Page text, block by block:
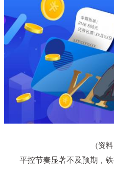
(资
平控节奏显著不及预期，